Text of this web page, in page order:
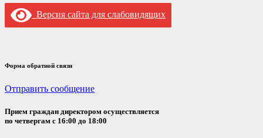
Версия сайта для слабовидящих
Форма обратной связи
Отправить сообщение
Прием граждан директором осуществляется
по четвергам с 16:00 до 18:00